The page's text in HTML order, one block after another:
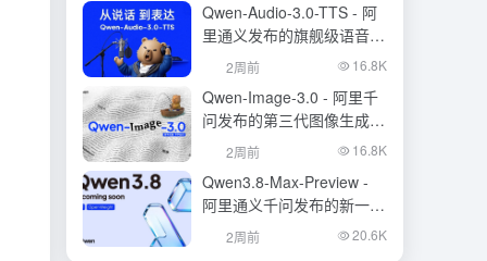
Qwen-Audio-3.0-TTS - 阿
里通义发布的旗舰级语音合
成大模型
2周前 16.8K
Qwen-Image-3.0 - 阿里千
问发布的第三代图像生成基
础模型
2周前 16.8K
Qwen3.8-Max-Preview -
阿里通义千问发布的新一代
旗舰大模型
2周前 20.6K